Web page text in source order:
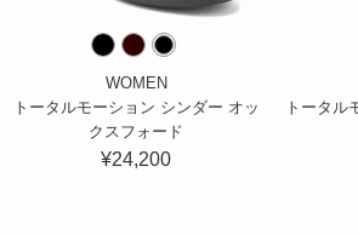
WOMEN
トータルモーション シンダー オッ
クスフォード
¥24,200
トータル